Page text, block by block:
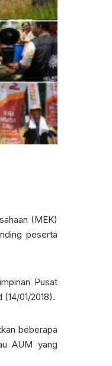
(MEK)
peserta
Pusat
01/2018).
beberapa
AUM yang